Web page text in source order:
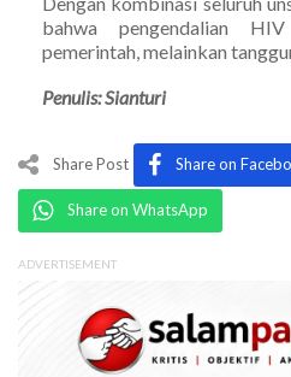
bahwa pengendalian
pemerintah, melainkan
Penulis: Sianturi
Share Post Share on
Share on WhatsApp
ADVERTISEMENT